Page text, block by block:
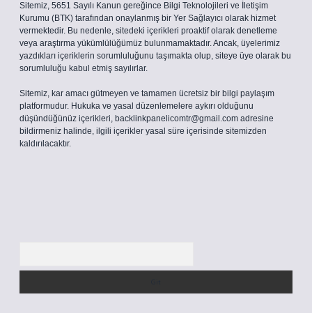
Sitemiz, 5651 Sayılı Kanun gereğince Bilgi Teknolojileri ve İletişim
Kurumu (BTK) tarafından onaylanmış bir Yer Sağlayıcı olarak hizmet
vermektedir. Bu nedenle, sitedeki içerikleri proaktif olarak denetleme
veya araştırma yükümlülüğümüz bulunmamaktadır. Ancak, üyelerimiz
yazdıkları içeriklerin sorumluluğunu taşımakta olup, siteye üye olarak bu
sorumluluğu kabul etmiş sayılırlar.
Sitemiz, kar amacı gütmeyen ve tamamen ücretsiz bir bilgi paylaşım
platformudur. Hukuka ve yasal düzenlemelere aykırı olduğunu
düşündüğünüz içerikleri, backlinkpanelicomtr@gmail.com adresine
bildirmeniz halinde, ilgili içerikler yasal süre içerisinde sitemizden
kaldırılacaktır.